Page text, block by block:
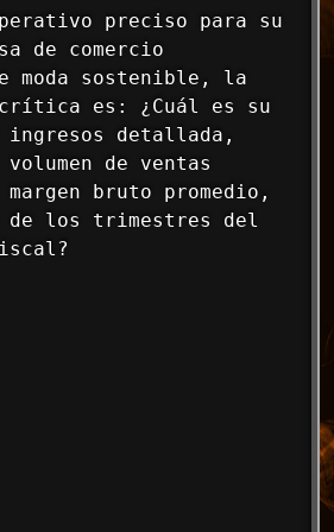
preciso para su
de comercio
moda sostenible, la
crítica es: ¿Cuál es su
ingresos detallada,
de ventas
bruto promedio,
de los trimestres del